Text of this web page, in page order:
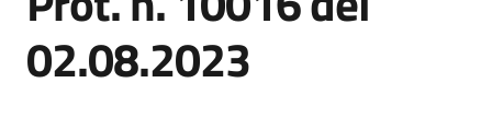
gli
argomenti...
02.08.2023